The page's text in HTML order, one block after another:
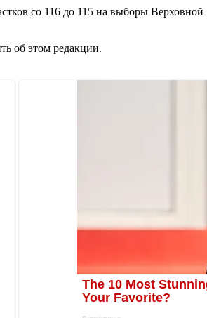
со 116 до 115 на выборы Верховной
об этом редакции.